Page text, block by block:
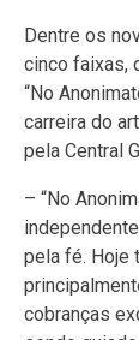
Dentre os
cinco faixas,
“No
carreira do
pela Central
– “No
pela fé. Hoje
cobranças